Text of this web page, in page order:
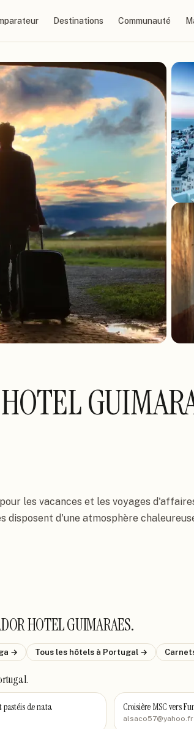
Destinations Communauté
les vacances et les voyages
disposent d'une atmosphère
HOTEL GUIMARAES.
→ Tous les hôtels à Portugal →
.
pastéis de nata Croisière MSC vers
alsaco57@yahoo.fr